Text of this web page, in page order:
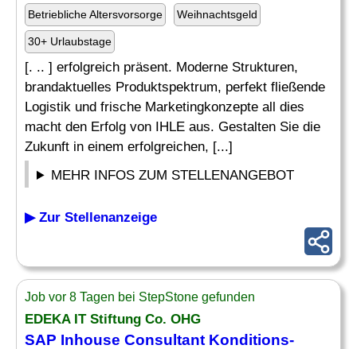
Betriebliche Altersvorsorge Weihnachtsgeld
30+ Urlaubstage
[. .. ] erfolgreich präsent. Moderne Strukturen,
brandaktuelles Produktspektrum, perfekt fließende
Logistik und frische Marketingkonzepte all dies
macht den Erfolg von IHLE aus. Gestalten Sie die
Zukunft in einem erfolgreichen, [...]
MEHR INFOS ZUM STELLENANGEBOT
▶ Zur Stellenanzeige
Job vor 8 Tagen bei StepStone gefunden
EDEKA IT Stiftung Co. OHG
SAP Inhouse Consultant Konditions-